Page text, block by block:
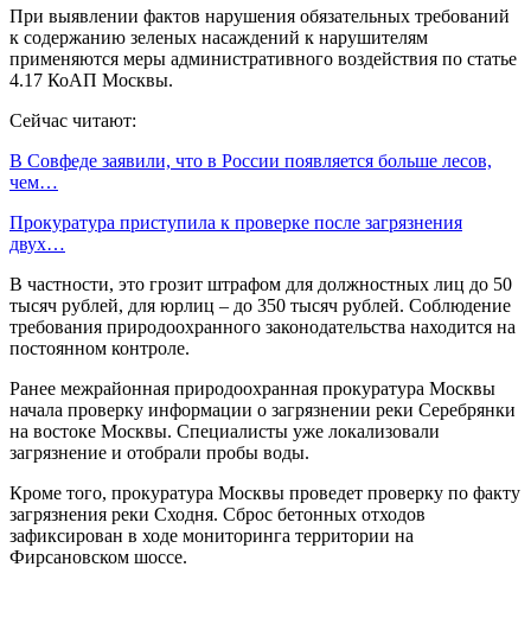
При выявлении фактов нарушения обязательных требований
к содержанию зеленых насаждений к нарушителям
применяются меры административного воздействия по статье
4.17 КоАП Москвы.
Сейчас читают:
В Совфеде заявили, что в России появляется больше лесов,
чем…
Прокуратура приступила к проверке после загрязнения
двух…
В частности, это грозит штрафом для должностных лиц до 50
тысяч рублей, для юрлиц – до 350 тысяч рублей. Соблюдение
требования природоохранного законодательства находится на
постоянном контроле.
Ранее межрайонная природоохранная прокуратура Москвы
начала проверку информации о загрязнении реки Серебрянки
на востоке Москвы. Специалисты уже локализовали
загрязнение и отобрали пробы воды.
Кроме того, прокуратура Москвы проведет проверку по факту
загрязнения реки Сходня. Сброс бетонных отходов
зафиксирован в ходе мониторинга территории на
Фирсановском шоссе.